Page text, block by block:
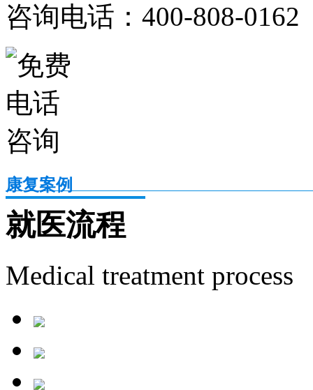
咨询电话：400-808-0162
康复案例
就医流程
Medical treatment process